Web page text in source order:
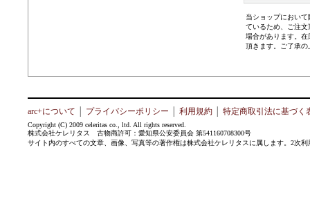
当ショップにおい
ているため、ご注
場合があります。
頂きます。ご了承
arc+について プライバシーポリシー 利用規約 特定商取引法に基づく
Copyright (C) 2009 celeritas co., ltd. All rights reserved.
株式会社ケレリタス 古物商許可：愛知県公安委員会 第541160708300号
サイト内のすべての文章、画像、写真等の著作権は株式会社ケレリタスに属します。2次